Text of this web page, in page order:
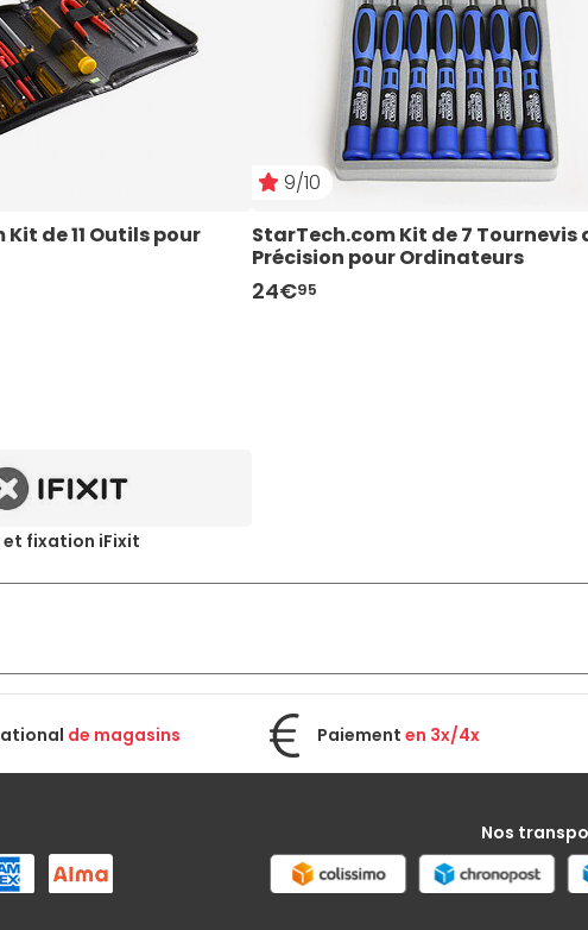
de 11 Outils pour
9/10
StarTech.com Kit de 7 Tournevis
Précision pour Ordinateurs
24€95
et fixation iFixit
de magasins Paiement en 3x/4x
Nos